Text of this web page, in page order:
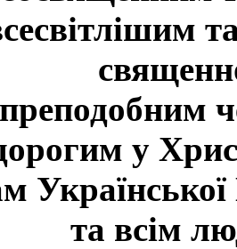
преподобним
у
та всім